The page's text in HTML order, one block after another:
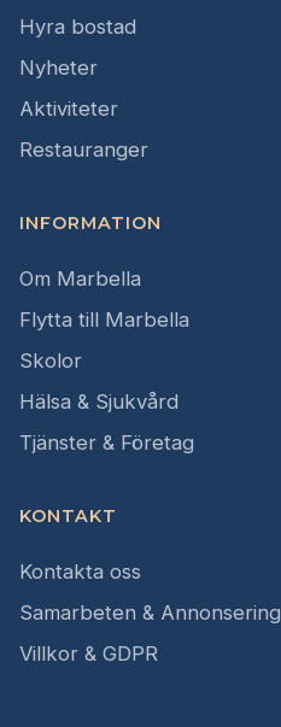
Hyra bostad
Nyheter
Aktiviteter
Restauranger
INFORMATION
Om Marbella
Flytta till Marbella
Skolor
Hälsa & Sjukvård
Tjänster & Företag
KONTAKT
Kontakta oss
Samarbeten & Annonsering
Villkor & GDPR